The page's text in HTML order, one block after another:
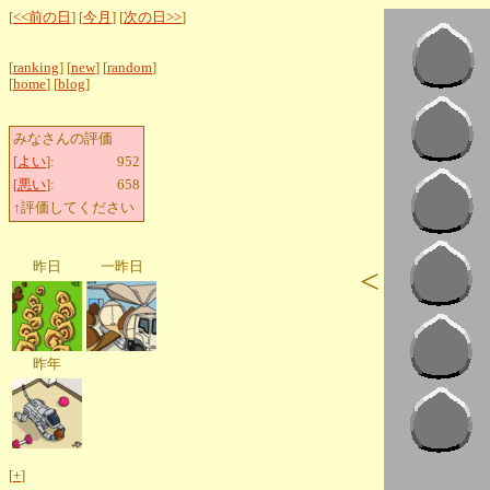
[<<前の日 ] [今月 ] [次の日>>]
[ranking] [new] [random]
[home] [blog]
みなさんの評価
[よい]:
952
[悪い]:
658
↑評価してください
昨日 一昨日
昨年
[+]
<